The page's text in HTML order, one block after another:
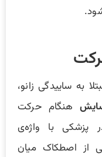
به ساییدگی زانو،
هنگام حرکت
با واژه‌ی
از اصطکاک میان